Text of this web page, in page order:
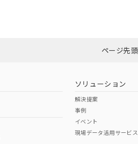
ダウンロードはこちら
（日本
（
ページ先
ソリューション
解決提案
事例
イベント
現場データ活用サービ